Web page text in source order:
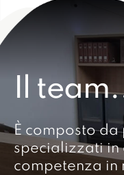
Il
È composto
specializzati in
competenza